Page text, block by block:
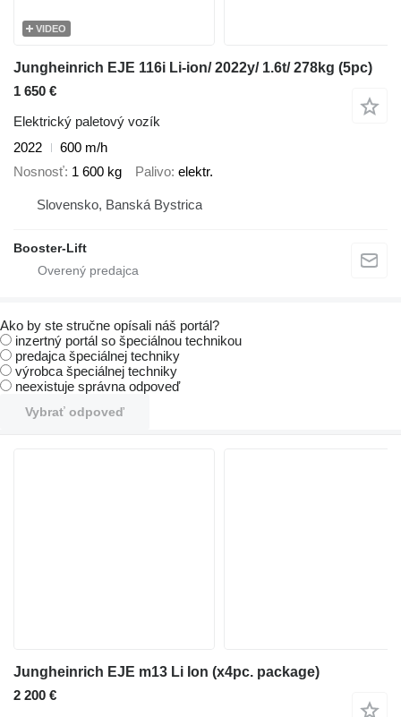
VIDEO
Jungheinrich EJE 116i Li-ion/ 2022y/ 1.6t/ 278kg (5pc)
1 650 €
Elektrický paletový vozík
2022
600 m/h
Nosnosť 1 600 kg Palivo elektr.
Slovensko, Banská Bystrica
Booster-Lift
Ako by ste stručne opísali náš portál?
inzertný portál so špeciálnou technikou
predajca špeciálnej techniky
výrobca špeciálnej techniky
neexistuje správna odpoveď
Vybrať odpoveď
Jungheinrich EJE m13 Li Ion (x4pc. package)
2 200 €